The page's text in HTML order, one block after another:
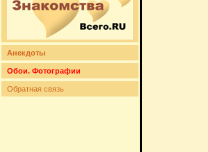
Анекдоты
Обои. Фотографии
Обратная связь